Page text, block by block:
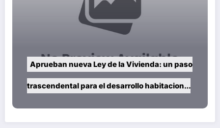
Aprueban nueva Ley de la Vivienda: un paso
trascendental para el desarrollo habitacional
del país